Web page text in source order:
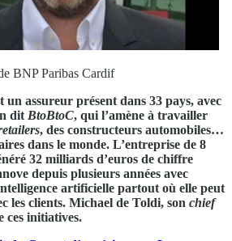
BNP Paribas Cardif
assureur présent dans 33 pays, avec
dit BtoBtoC, qui l’amène à travailler
, des constructeurs automobiles…
dans le monde. L’entreprise de 8
32 milliards d’euros de chiffre
depuis plusieurs années avec
artificielle partout où elle peut
les clients. Michael de Toldi, son chief
ces initiatives.